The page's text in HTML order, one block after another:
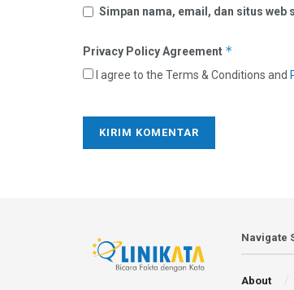
Simpan nama, email, dan situs web
Privacy Policy Agreement *
I agree to the Terms & Conditions and
Navigate
About